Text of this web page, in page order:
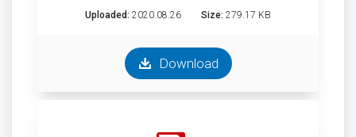
Uploaded: 2020.08.26 Size: 279.17 KB
Download